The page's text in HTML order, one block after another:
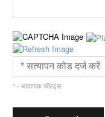
* - आवश्यक फील्ड्स